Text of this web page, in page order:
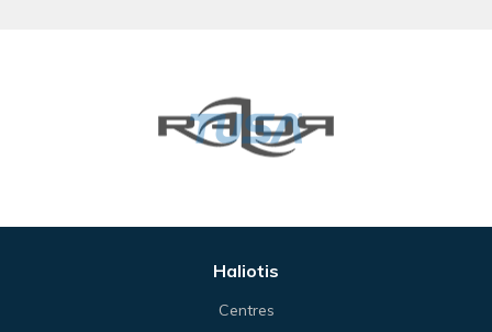
Haliotis
Centres